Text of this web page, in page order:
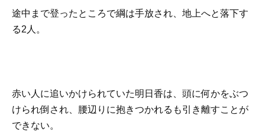
途中まで登ったところで綱は手放され、地上へと落下す
る2人。
赤い人に追いかけられていた明日香は、頭に何かをぶつ
けられ倒され、腰辺りに抱きつかれるも引き離すことが
できない。